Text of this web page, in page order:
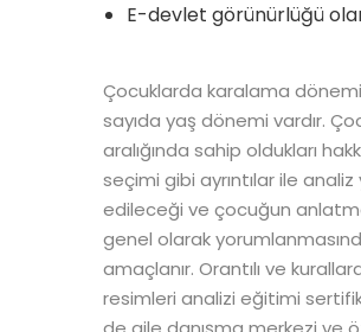
E-devlet görünürlüğü
Çocuklarda karalama
sayıda yaş dönemi vardır.
aralığında sahip oldukları
seçimi gibi ayrıntılar ile
edileceği ve çocuğun
genel olarak
amaçlanır. Orantılı ve
resimleri analizi eğitimi